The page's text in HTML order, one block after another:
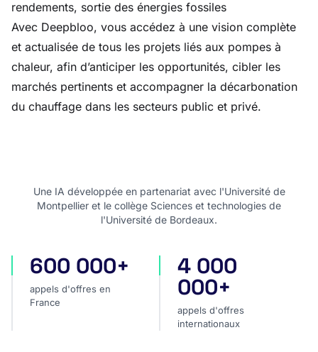
rendements, sortie des énergies fossiles
Avec Deepbloo, vous accédez à une vision complète
et actualisée de tous les projets liés aux pompes à
chaleur, afin d’anticiper les opportunités, cibler les
marchés pertinents et accompagner la décarbonation
du chauffage dans les secteurs public et privé.
Une IA développée en partenariat avec l'Université de
Montpellier et le collège Sciences et technologies de
l'Université de Bordeaux.
appels d'offres en France
600 000+
appels d'offres en
France
appels d'offres
4 000
000+
appels d'offres
internationaux